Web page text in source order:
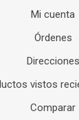
Mi cuenta
Órdenes
Direcciones
vistos
Comparar